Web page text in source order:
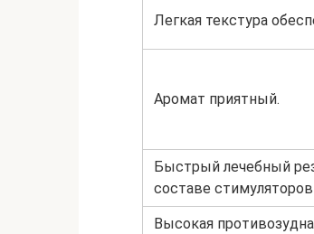
Легкая текстура
Аромат приятный.
Быстрый лечебный
составе
Высокая